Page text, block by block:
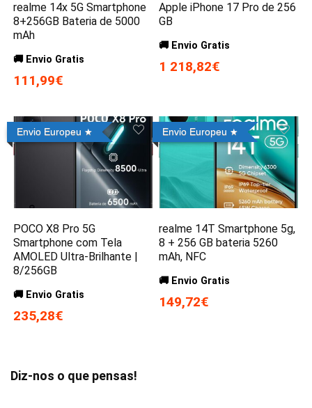
realme 14x 5G Smartphone
8+256GB Bateria de 5000
mAh
🚚 Envio Gratis
111,99€
Apple iPhone 17 Pro de 256
GB
🚚 Envio Gratis
1 218,82€
Envio Europeu
POCO X8 Pro 5G
Smartphone com Tela
AMOLED Ultra-Brilhante |
8/256GB
🚚 Envio Gratis
235,28€
Envio Europeu
realme 14T Smartphone 5g,
8 + 256 GB bateria 5260
mAh, NFC
🚚 Envio Gratis
149,72€
Diz-nos o que pensas!